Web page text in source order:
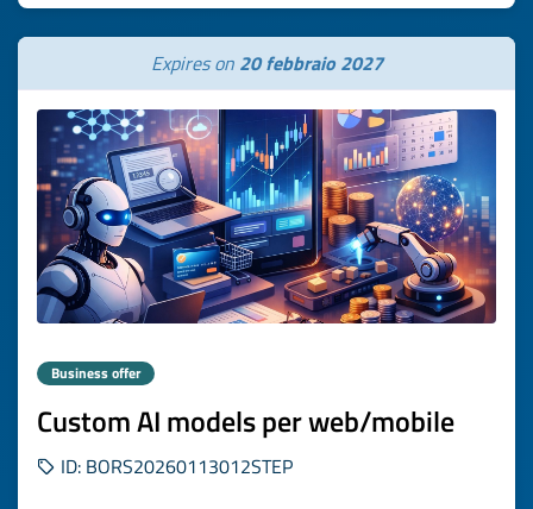
Expires on 20 febbraio 2027
Business offer
Custom AI models per web/mobile
ID: BORS20260113012STEP